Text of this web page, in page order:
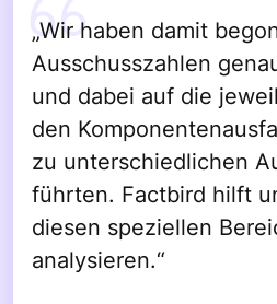
„Wir haben damit
Ausschusszahlen
und dabei auf die
den
zu unterschiedlichen
führten. Factbird hilft
diesen speziellen
analysieren.“